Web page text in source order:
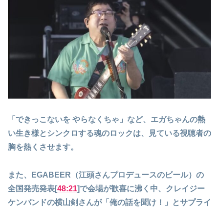
「できっこないを やらなくちゃ」など、エガちゃんの熱
い生き様とシンクロする魂のロックは、見ている視聴者の
胸を熱くさせます。
また、EGABEER（江頭さんプロデュースのビール）の
全国発売発表[48:21]で会場が歓喜に沸く中、クレイジー
ケンバンドの横山剣さんが「俺の話を聞け！」とサプライ